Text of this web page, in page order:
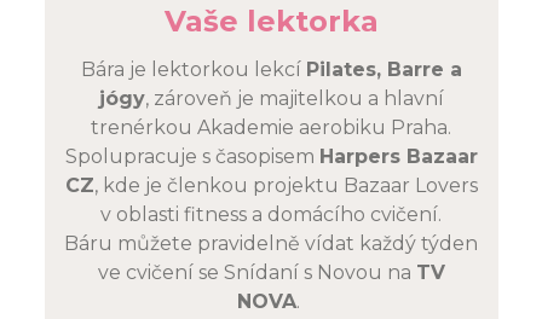
Vaše lektorka
Bára je lektorkou lekcí Pilates, Barre a
jógy, zároveň je majitelkou a hlavní
trenérkou Akademie aerobiku Praha.
Spolupracuje s časopisem Harpers Bazaar
CZ, kde je členkou projektu Bazaar Lovers
v oblasti fitness a domácího cvičení.
Báru můžete pravidelně vídat každý týden
ve cvičení se Snídaní s Novou na TV
NOVA.